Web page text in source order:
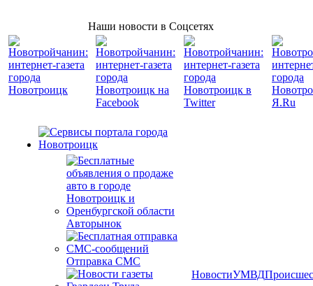
Наши новости в Соцсетях
Авторынок
Отправка СМС
НовостиУМВД